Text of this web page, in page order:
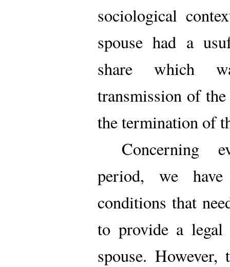
sociological
spouse had a
share which
transmission of the
the termination of
Concerning
period, we
conditions that
to provide a
spouse.